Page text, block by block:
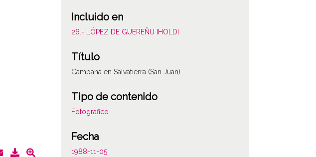
Incluido en
26.- LÓPEZ DE GUEREÑU IHOLDI
Título
Campana en Salvatierra (San Juan)
Tipo de contenido
Fotográfico
Fecha
1988-11-05